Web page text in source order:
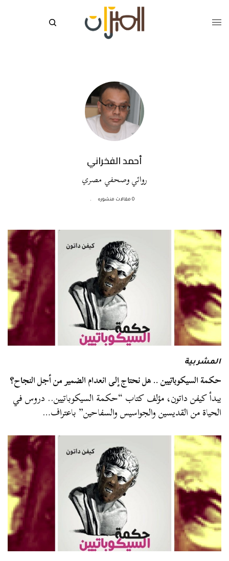
أحمد الفخراني
روائي وصحفي مصري
0 مقالات منشوره .
المشربية
حكمة السيكوباتيين .. هل نحتاج إلى انعدام الضمير من أجل النجاح؟
يبدأ كيفن داتون، مؤلف كتاب “حكمة السيكوباتيين.. دروس في
الحياة من القديسين والجواسيس والسفاحين” باعتراف…